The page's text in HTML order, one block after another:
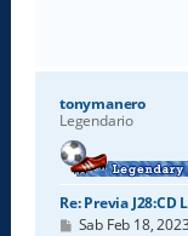
tonymanero
Legendario
Re: Previa J28:CD
M
Sab Feb 18,